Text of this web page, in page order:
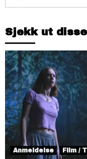
etter:
Sjekk ut
Anmeldelse Film /